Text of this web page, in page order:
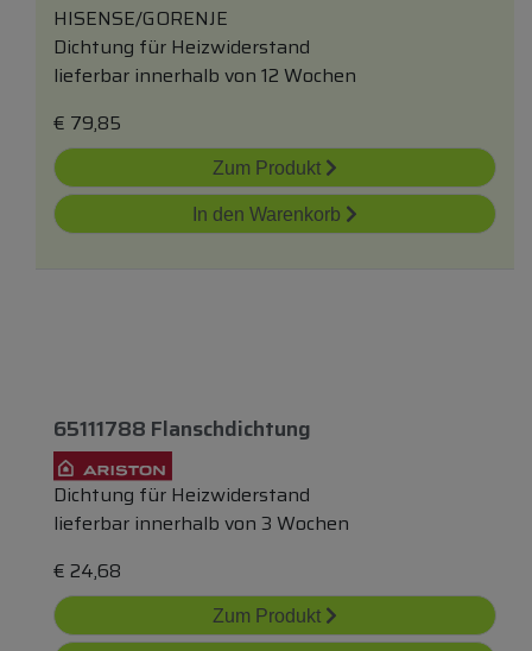
HISENSE/GORENJE
Dichtung für Heizwiderstand
lieferbar innerhalb von 12 Wochen
€ 79,85
Zum Produkt
In den Warenkorb
65111788 Flanschdichtung
Dichtung für Heizwiderstand
lieferbar innerhalb von 3 Wochen
€ 24,68
Zum Produkt